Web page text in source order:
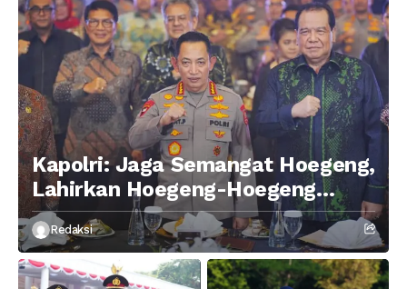
Kapolri: Jaga Semangat Hoegeng,
Lahirkan Hoegeng-Hoegeng
Berikutnya
Redaksi